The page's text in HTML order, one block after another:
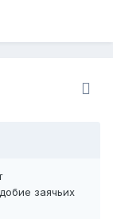
заячьих